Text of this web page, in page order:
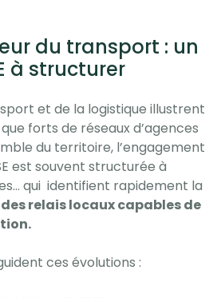
du transport : un
à structurer
et de la logistique illustrent
forts de réseaux d’agences
du territoire, l’engagement
est souvent structurée à
qui identifient rapidement la
des relais locaux capables de
ces évolutions :